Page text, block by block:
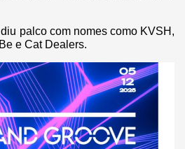
palco com nomes como KVSH,
e Cat Dealers.